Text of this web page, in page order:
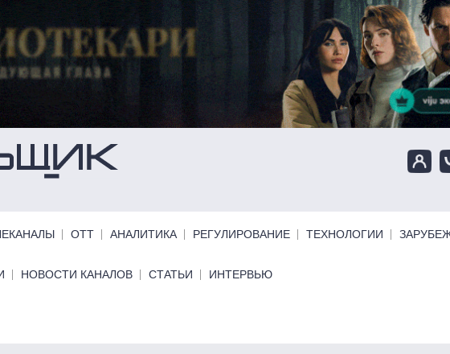
ОТТ АНАЛИТИКА РЕГУЛИРОВАНИЕ ТЕХНОЛОГИИ
НОВОСТИ КАНАЛОВ СТАТЬИ ИНТЕРВЬЮ